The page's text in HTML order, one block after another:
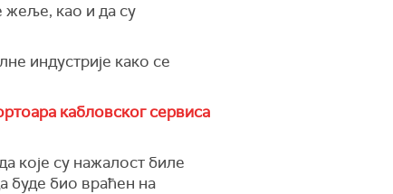
жеље, као и да су
индустрије како се
кабловског сервиса
које су нажалост биле
буде био враћен на